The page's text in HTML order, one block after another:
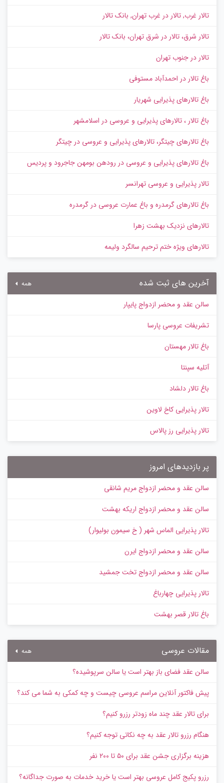
تالار غرب, تالار در غرب تهران, بانک تالار
تالار شرق، تالار در شرق تهران، بانک تالار
تالار در جنوب تهران
باغ تالار در احمدآباد مستوفی
باغ تالارهای پذیرایی شهریار
باغ تالار ، تالارهای پذیرایی و عروسی در اسلامشهر
باغ تالارهای چیتگر، تالارهای پذیرایی و عروسی در چیتگر
باغ تالارهای پذیرایی و عروسی در رودهن بومهن جاجرود و پردیس
تالار پذیرایی و عروسی تهرانسر
باغ تالارهای گرمدره و باغ عمارت عروسی در گرمدره
تالارهای نزدیک بهشت زهرا
تالارهای ویژه ختم ترحیم سالگرد ولیمه
آخرین های ثبت شده همه
سالن عقد و محضر ازدواج پایپار
تشریفات عروسی پارسا
باغ تالار مهستان
آتلیه سپنتا
باغ تالار دلشاد
تالار پذیرایی کاخ لاوین
تالار پذیرایی رز پالاس
پر بازدیدهای امروز
سالن عقد و محضر ازدواج مریم شانقی
سالن عقد و محضر ازدواج اریکه بهشت
تالار پذیرایی الماس شهر ( خ سیمون بولیوار)
سالن عقد و محضر ازدواج ایرن
سالن عقد و محضر ازدواج تخت جمشید
تالار پذیرایی چهارباغ
باغ تالار قصر بهشت
مقالات عروسی همه
سالن عقد فضای باز بهتر است یا سالن سرپوشیده؟
پیش‌ فاکتور آنلاین مراسم عروسی چیست و چه کمکی به شما می کند؟
برای تالار عقد چند ماه زودتر رزرو کنیم؟
هنگام رزرو تالار عقد به چه نکاتی توجه کنیم؟
هزینه برگزاری جشن عقد برای ۵۰ تا ۲۰۰ نفر
رزرو پکیج کامل عروسی بهتر است یا خرید خدمات به‌ صورت جداگانه؟